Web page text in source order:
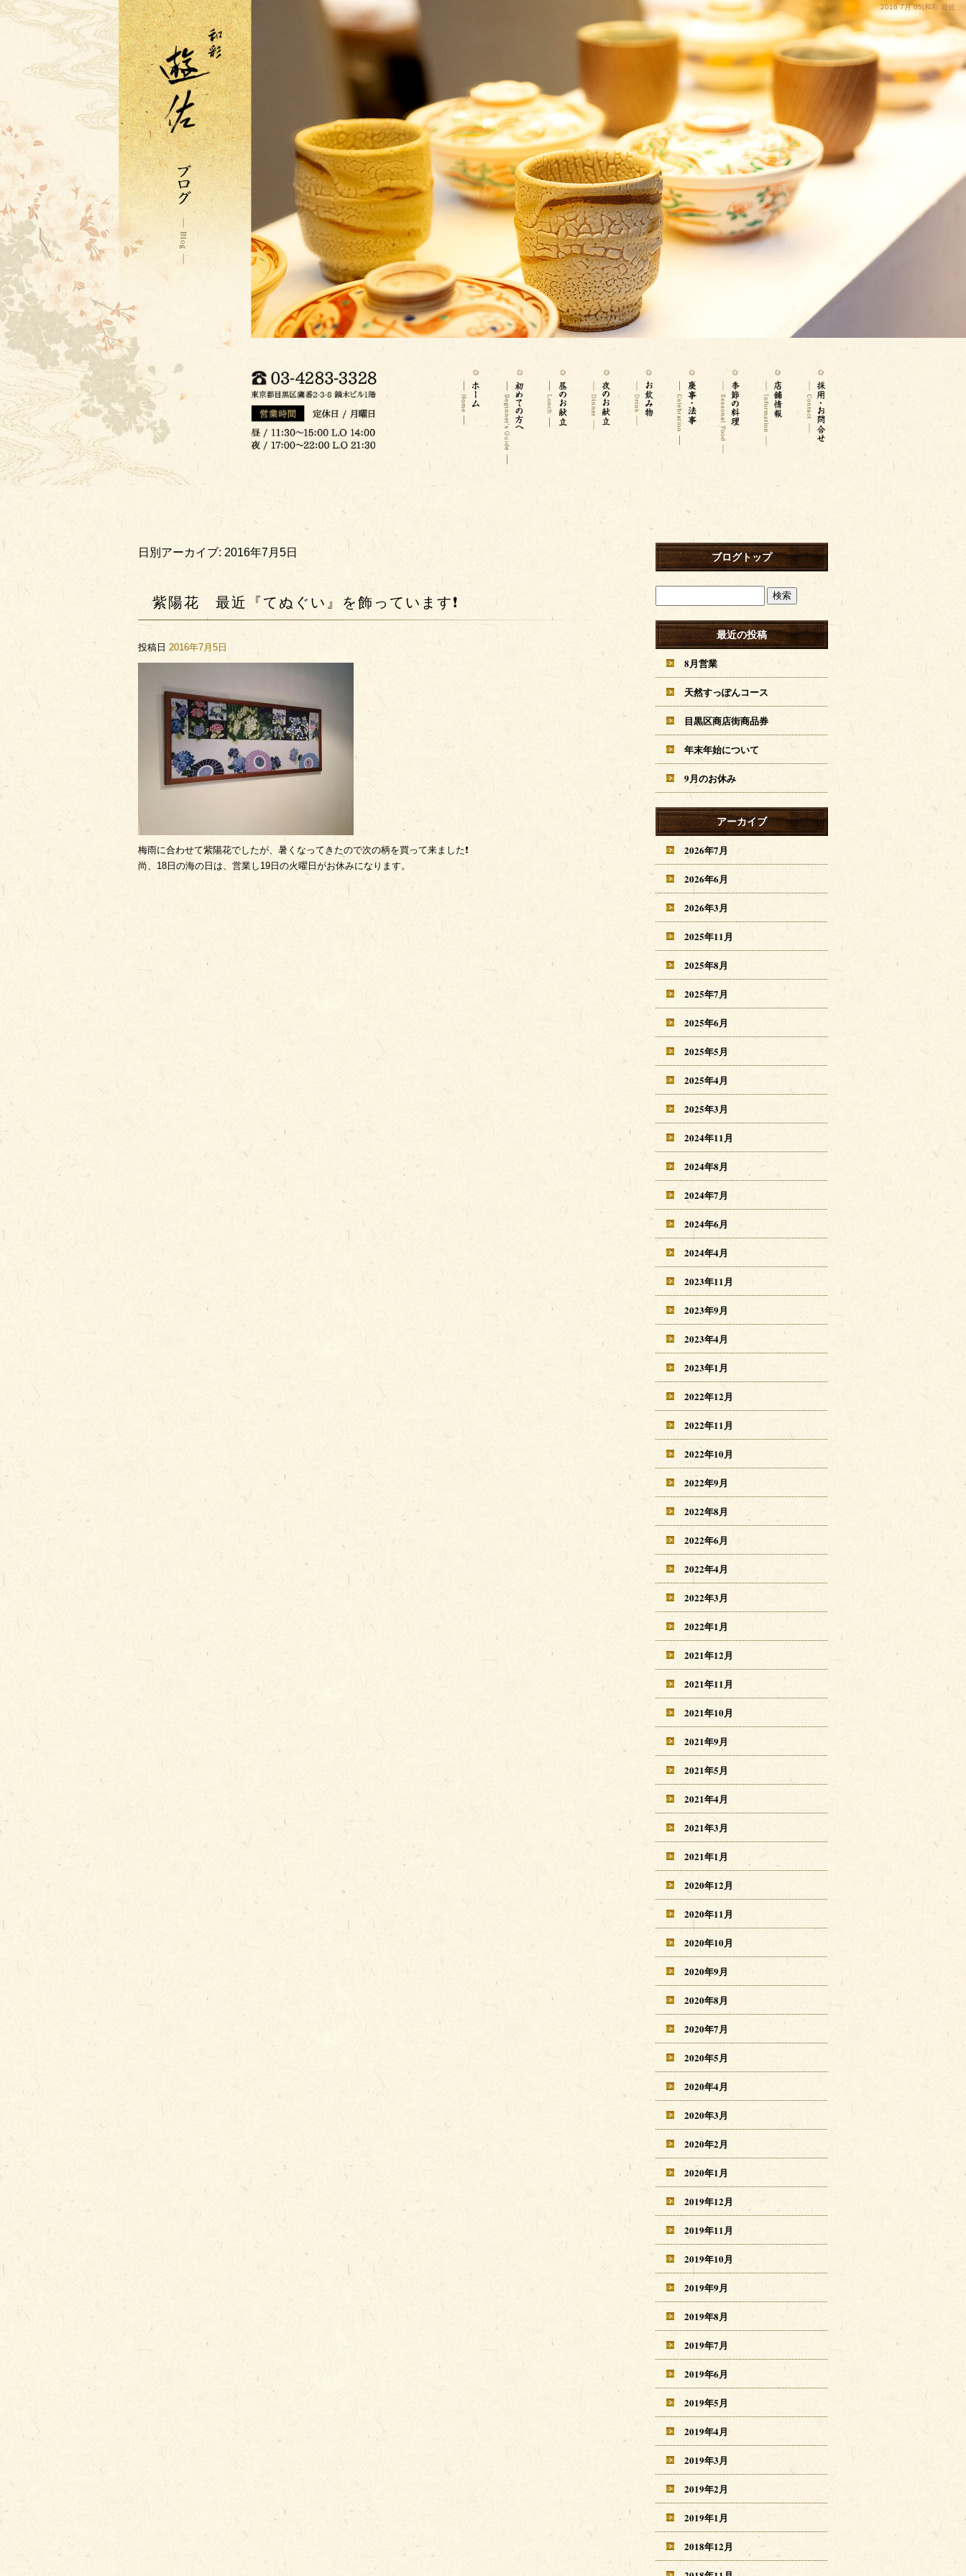
2016 7月 05|和彩 遊佐
日別アーカイブ: 2016年7月5日
紫陽花 最近『てぬぐい』を飾っています❗
投稿日 2016年7月5日
梅雨に合わせて紫陽花でしたが、暑くなってきたので次の柄を買って来ました❗
尚、18日の海の日は、営業し19日の火曜日がお休みになります。
ブログトップ
最近の投稿
8月営業
天然すっぽんコース
目黒区商店街商品券
年末年始について
9月のお休み
アーカイブ
2026年7月
2026年6月
2026年3月
2025年11月
2025年8月
2025年7月
2025年6月
2025年5月
2025年4月
2025年3月
2024年11月
2024年8月
2024年7月
2024年6月
2024年4月
2023年11月
2023年9月
2023年4月
2023年1月
2022年12月
2022年11月
2022年10月
2022年9月
2022年8月
2022年6月
2022年4月
2022年3月
2022年1月
2021年12月
2021年11月
2021年10月
2021年9月
2021年5月
2021年4月
2021年3月
2021年1月
2020年12月
2020年11月
2020年10月
2020年9月
2020年8月
2020年7月
2020年5月
2020年4月
2020年3月
2020年2月
2020年1月
2019年12月
2019年11月
2019年10月
2019年9月
2019年8月
2019年7月
2019年6月
2019年5月
2019年4月
2019年3月
2019年2月
2019年1月
2018年12月